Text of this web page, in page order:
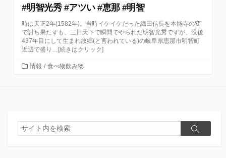
#明智光秀 #アツい #恵那 #明智
時は天正2年(1582年)。当時イケイケだった織田信長を本能寺の変
で討ち果たすも、三日天下で瞬間でやられた明智光秀ですが、没後
437年目にして生まれ故郷(と言われている)の岐阜県恵那市明智町
近辺で盛り…[続きはクリック]
カ情報 / 食べ物飲み物
検
索
検